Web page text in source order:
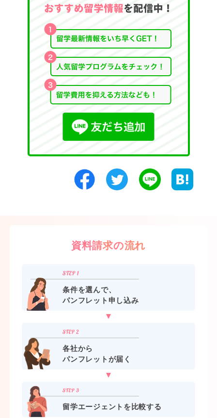
資料請求の流れ
条件を選んで、
パンフレット申し込み
各社から
パンフレットが届く
留学エージェントを比較する